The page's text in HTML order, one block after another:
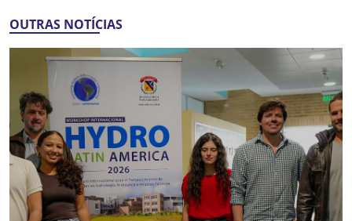
OUTRAS NOTÍCIAS